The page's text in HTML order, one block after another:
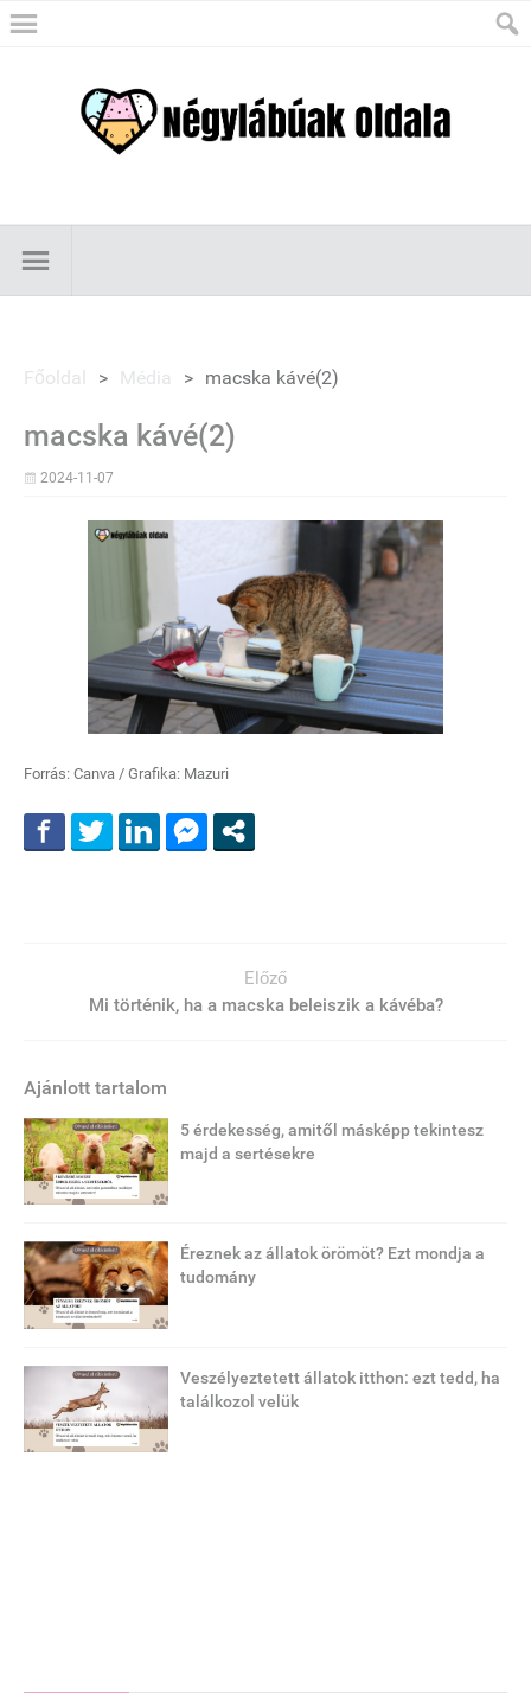
Főoldal > Média > macska kávé(2)
macska kávé(2)
2024-11-07
Forrás: Canva / Grafika: Mazuri
Előző
Mi történik, ha a macska beleiszik a kávéba?
Ajánlott tartalom
5 érdekesség, amitől másképp tekintesz
majd a sertésekre
Éreznek az állatok örömöt? Ezt mondja a
tudomány
Veszélyeztetett állatok itthon: ezt tedd, ha
találkozol velük